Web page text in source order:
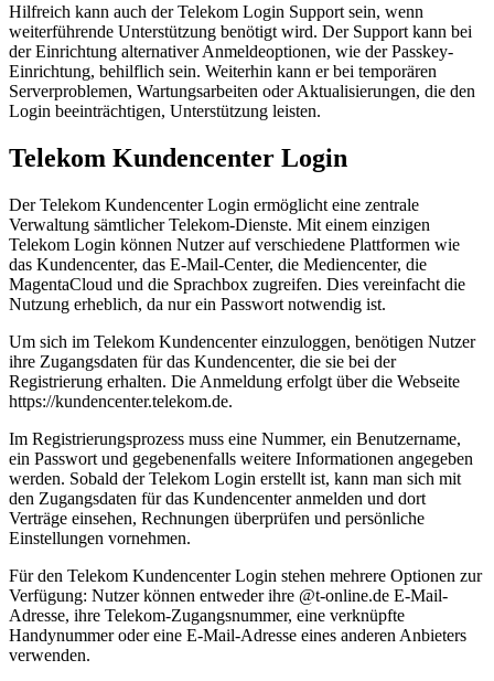
Hilfreich kann auch der Telekom Login Support sein, wenn
weiterführende Unterstützung benötigt wird. Der Support kann bei
der Einrichtung alternativer Anmeldeoptionen, wie der Passkey-
Einrichtung, behilflich sein. Weiterhin kann er bei temporären
Serverproblemen, Wartungsarbeiten oder Aktualisierungen, die den
Login beeinträchtigen, Unterstützung leisten.
Telekom Kundencenter Login
Der Telekom Kundencenter Login ermöglicht eine zentrale
Verwaltung sämtlicher Telekom-Dienste. Mit einem einzigen
Telekom Login können Nutzer auf verschiedene Plattformen wie
das Kundencenter, das E-Mail-Center, die Mediencenter, die
MagentaCloud und die Sprachbox zugreifen. Dies vereinfacht die
Nutzung erheblich, da nur ein Passwort notwendig ist.
Um sich im Telekom Kundencenter einzuloggen, benötigen Nutzer
ihre Zugangsdaten für das Kundencenter, die sie bei der
Registrierung erhalten. Die Anmeldung erfolgt über die Webseite
https://kundencenter.telekom.de.
Im Registrierungsprozess muss eine Nummer, ein Benutzername,
ein Passwort und gegebenenfalls weitere Informationen angegeben
werden. Sobald der Telekom Login erstellt ist, kann man sich mit
den Zugangsdaten für das Kundencenter anmelden und dort
Verträge einsehen, Rechnungen überprüfen und persönliche
Einstellungen vornehmen.
Für den Telekom Kundencenter Login stehen mehrere Optionen zur
Verfügung: Nutzer können entweder ihre @t-online.de E-Mail-
Adresse, ihre Telekom-Zugangsnummer, eine verknüpfte
Handynummer oder eine E-Mail-Adresse eines anderen Anbieters
verwenden.